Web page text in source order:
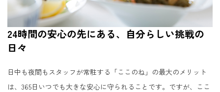
24時間の安心の先にある、自分らしい挑戦の
日々
日中も夜間もスタッフが常駐する「ここのね」の最大のメリット
は、365日いつでも大きな安心に守られることです。ですが、ここ